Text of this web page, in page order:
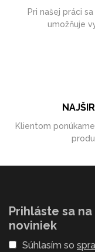
Pri našej práci
umožňuje
Klientom
Prihláste sa
noviniek
Súhlasím so